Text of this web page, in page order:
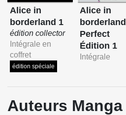
Alice in
borderland 1
édition collector
Intégrale en
coffret
édition spéciale
Alice in
borderland
Perfect
Édition 1
Intégrale
Auteurs Manga